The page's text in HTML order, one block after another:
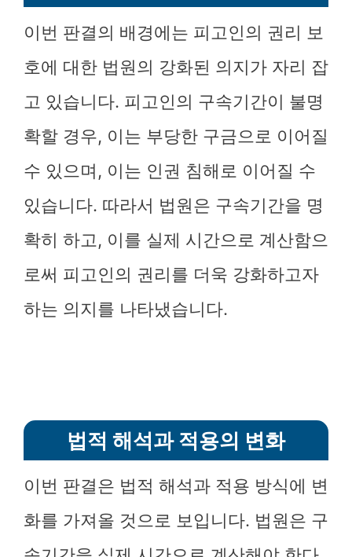
이번 판결의 배경에는 피고인의 권리 보
호에 대한 법원의 강화된 의지가 자리 잡
고 있습니다. 피고인의 구속기간이 불명
확할 경우, 이는 부당한 구금으로 이어질
수 있으며, 이는 인권 침해로 이어질 수
있습니다. 따라서 법원은 구속기간을 명
확히 하고, 이를 실제 시간으로 계산함으
로써 피고인의 권리를 더욱 강화하고자
하는 의지를 나타냈습니다.
법적 해석과 적용의 변화
이번 판결은 법적 해석과 적용 방식에 변
화를 가져올 것으로 보입니다. 법원은 구